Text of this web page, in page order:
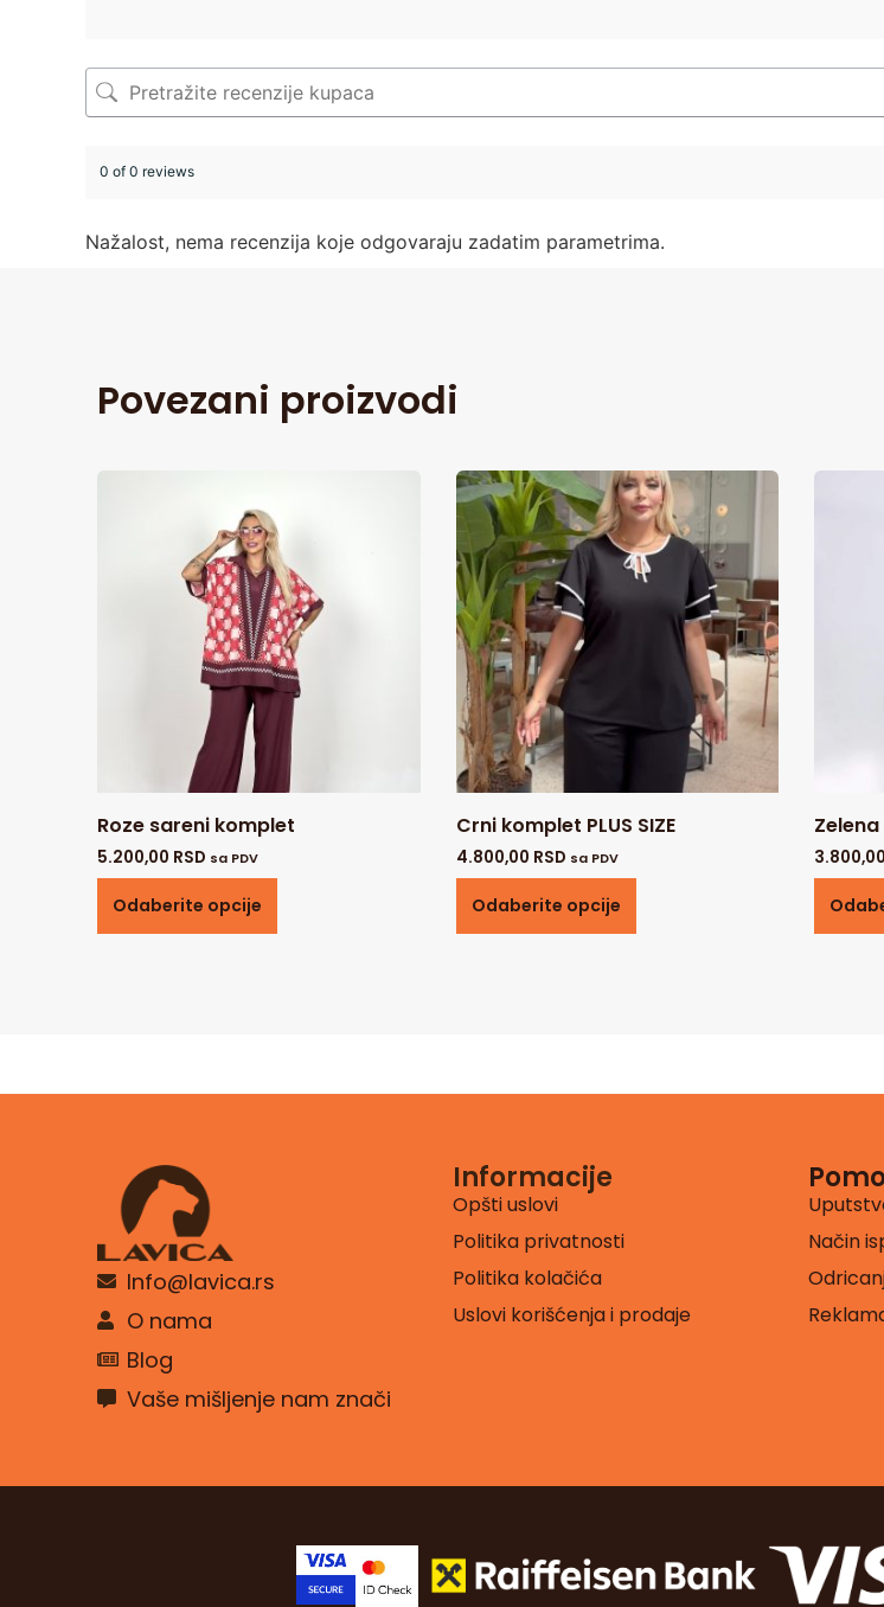
0 of 0 reviews
Nažalost, nema recenzija koje odgovaraju zadatim parametrima.
Povezani proizvodi
Roze sareni komplet
5.200,00 RSD sa PDV
Odaberite opcije
Crni komplet PLUS SIZE
4.800,00 RSD sa PDV
Odaberite opcije
3.800,00
Info@lavica.rs
O nama
Blog
Vaše mišljenje nam znači
Informacije
Opšti uslovi
Politika privatnosti
Politika kolačića
Uslovi korišćenja i prodaje
Način